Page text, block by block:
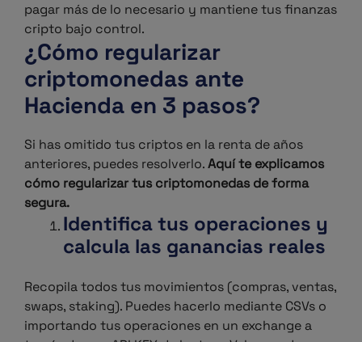
pagar más de lo necesario y mantiene tus finanzas
cripto bajo control.
¿Cómo regularizar
criptomonedas ante
Hacienda en 3 pasos?
Si has omitido tus criptos en la renta de años
anteriores, puedes resolverlo.Aquí te explicamos
cómo regularizar tus criptomonedas de forma
segura.
Identifica tus operaciones y
calcula las ganancias reales
Recopila todos tus movimientos (compras, ventas,
swaps, staking). Puedes hacerlo mediante CSVs o
importando tus operaciones en un exchange a